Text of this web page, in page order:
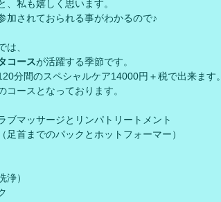
、私も嬉しく思います。
加されておられる事がわかるので♪
は、
コースが活躍する季節です。
分間のスペシャルケア14000円＋税で出来ます。
コースとなっております。
ブマッサージとリンパトリートメント
足首までのパックとホットフォーマー）
浄）